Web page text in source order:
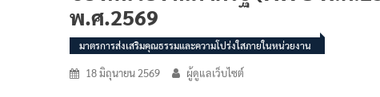
พ.ศ.2569
มาตรการส่งเสริมคุณธรรมและความโปร่งใสภายในหน่วยงาน
18 มิถุนายน 2569 ผู้ดูแลเว็บไซต์